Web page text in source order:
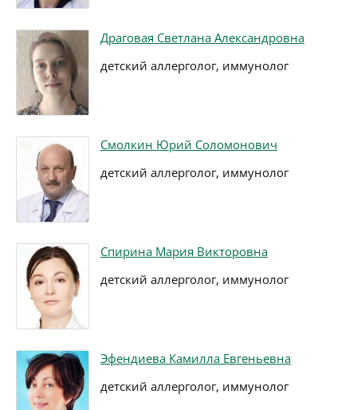
Драговая Светлана Александровна
детский аллерголог, иммунолог
Смолкин Юрий Соломонович
детский аллерголог, иммунолог
Спирина Мария Викторовна
детский аллерголог, иммунолог
Эфендиева Камилла Евгеньевна
детский аллерголог, иммунолог